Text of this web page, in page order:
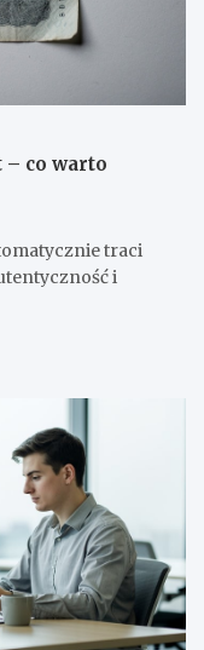
co warto
traci
i